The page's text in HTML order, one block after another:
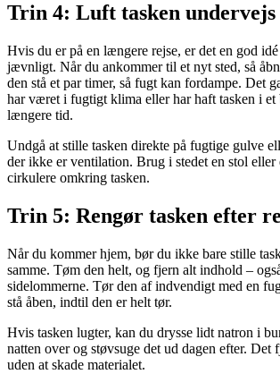
Trin 4: Luft tasken undervejs
Hvis du er på en længere rejse, er det en god
jævnligt. Når du ankommer til et nyt sted, så
den stå et par timer, så fugt kan fordampe. Det
har været i fugtigt klima eller har haft tasken i et
længere tid.
Undgå at stille tasken direkte på fugtige gulve
der ikke er ventilation. Brug i stedet en stol eller
cirkulere omkring tasken.
Trin 5: Rengør tasken efter
Når du kommer hjem, bør du ikke bare stille
samme. Tøm den helt, og fjern alt indhold –
sidelommerne. Tør den af indvendigt med en
stå åben, indtil den er helt tør.
Hvis tasken lugter, kan du drysse lidt natron i
natten over og støvsuge det ud dagen efter.
uden at skade materialet.